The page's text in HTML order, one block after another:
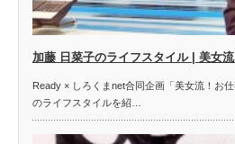
加藤 日菜子のライフスタイル | 美女
Ready × しろくまnet合同企画「美女流！お
のライフスタイルを紹…